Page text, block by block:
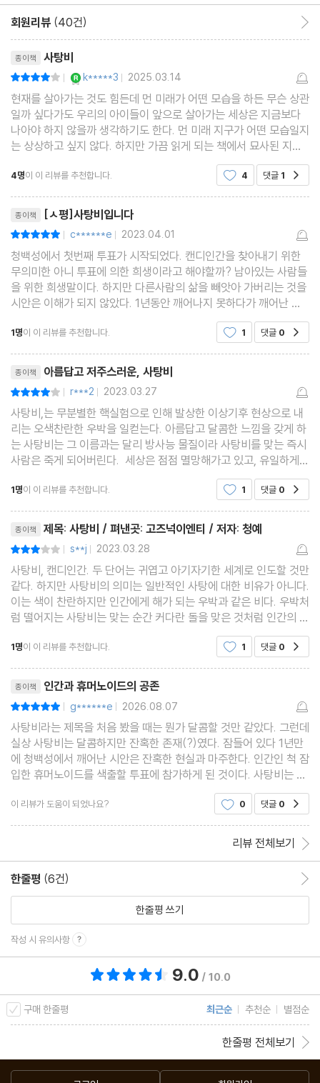
회원리뷰 (40건)
종이책 사탕비
| k*****3 | 2025.03.14
현재를 살아가는 것도 힘든데 먼 미래가 어떤 모습을 하든 무슨 상관
일까 싶다가도 우리의 아이들이 앞으로 살아가는 세상은 지금보다
나아야 하지 않을까 생각하기도 한다. 먼 미래 지구가 어떤 모습일지
는 상상하고 싶지 않다. 하지만 가끔 읽게 되는 책에서 묘사된 지구
는. 과연 이럴까 싶은 상상하고 싶지 않은 모습이다. 이번에 읽은 책
도 마찬가지다. 시기를 알 수 없는 미래의 지
4명이 이 리뷰를 추천합니다. 4 댓글 1
종이책 [ㅅ평]사탕비입니다
| c******e | 2023.04.01
청백성에서 첫번째 투표가 시작되었다. 캔디인간을 찾아내기 위한
무의미한 아니 투표에 의한 희생이라고 해야할까? 남아있는 사람들
을 위한 희생말이다. 하지만 다른사람의 삶을 빼앗아 가버리는 것을
시안은 이해가 되지 않았다. 1년동안 깨어나지 못하다가 깨어난 시
안. 핵폭탄으로 인한 생존을 위한 청백성,하지만 그안에서 이루어지
는 판결이 과연 정당한지 알수가 없다. 다만
1명이 이 리뷰를 추천합니다. 1 댓글 0
종이책 아름답고 저주스러운, 사탕비
| r***2 | 2023.03.27
사탕비,는 무분별한 핵실험으로 인해 발상한 이상기후 현상으로 내
리는 오색찬란한 우박을 일컫는다. 아름답고 달콤한 느낌을 갖게 하
는 사탕비는 그 이름과는 달리 방사능 물질이라 사탕비를 맞는 즉시
사람은 죽게 되어버린다. 세상은 점점 멸망해가고 있고, 유일하게
사탕비가 내리지 않는 서해의 한 지역에 소수의 살아남은 사람들은
청백성을 세우고 그곳에서 사탕비를 정제해 먹
1명이 이 리뷰를 추천합니다. 1 댓글 0
종이책 제목: 사탕비 / 펴낸곳: 고즈넉이엔티 / 저자: 청예
| s**j | 2023.03.28
사탕비, 캔디인간. 두 단어는 귀엽고 아기자기한 세계로 인도할 것만
같다. 하지만 사탕비의 의미는 일반적인 사탕에 대한 비유가 아니다.
이는 색이 찬란하지만 인간에게 해가 되는 우박과 같은 비다. 우박처
럼 떨어지는 사탕비는 맞는 순간 커다란 돌을 맞은 것처럼 인간의 신
체를 심하게 손상시키고 방사능에 피폭된다. 사탕비는 꼭 인간이 어
디 있는지 아는 것처럼 인간이 많은 곳
1명이 이 리뷰를 추천합니다. 1 댓글 0
종이책 인간과 휴머노이드의 공존
| g******e | 2026.08.07
사탕비라는 제목을 처음 봤을 때는 뭔가 달콤할 것만 같았다. 그런데
실상 사탕비는 달콤하지만 잔혹한 존재(?)였다. 잠들어 있다 1년만
에 청백성에서 깨어난 시안은 잔혹한 현실과 마주한다. 인간인 척 잠
입한 휴머노이드를 색출할 투표에 참가하게 된 것이다. 사탕비는 핵
실험의 영향으로 발생한 방사능 물질로 사람들을 죽음으로 내몰았
다. 알사탕처럼 커다란 사탕비를 맞으면 살이
이 리뷰가 도움이 되었나요? 0 댓글 0
리뷰 전체보기
한줄평 (6건)
한줄평 쓰기
작성 시 유의사항
9.0 / 10.0
구매 한줄평 최근순 추천순 별점순
한줄평 전체보기